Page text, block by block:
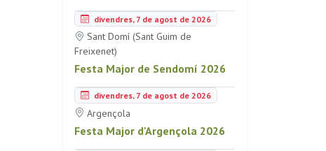
divendres, 7 de agost de 2026
Sant Domí (Sant Guim de
Freixenet)
Festa Major de Sendomí 2026
divendres, 7 de agost de 2026
Argençola
Festa Major d'Argençola 2026